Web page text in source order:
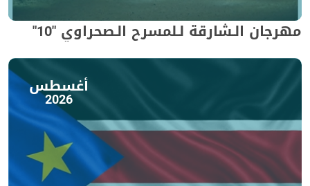
مهرجان الـشارقة لـلمسرح الـصحراوي "10"
أغسطس
2026